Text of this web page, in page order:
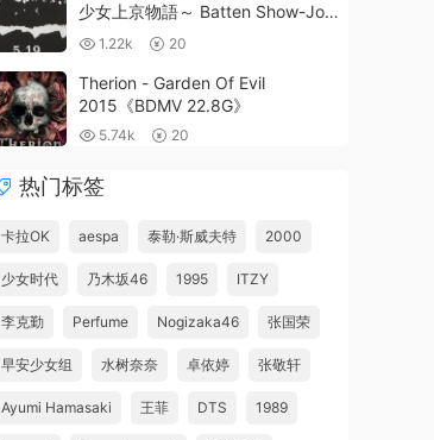
少女上京物語～ Batten Show-Jo
Tai - Zepp Divercity Taikai
[2018.05.19] [BDMV 18.GB]
1.22k 20
Therion - Garden Of Evil
2015《BDMV 22.8G》
5.74k 20
热门标签
卡拉OK aespa 泰勒·斯威夫特 2000
少女时代 乃木坂46 1995 ITZY
李克勤 Perfume Nogizaka46 张国荣
早安少女组 水树奈奈 卓依婷 张敬轩
Ayumi Hamasaki 王菲 DTS 1989